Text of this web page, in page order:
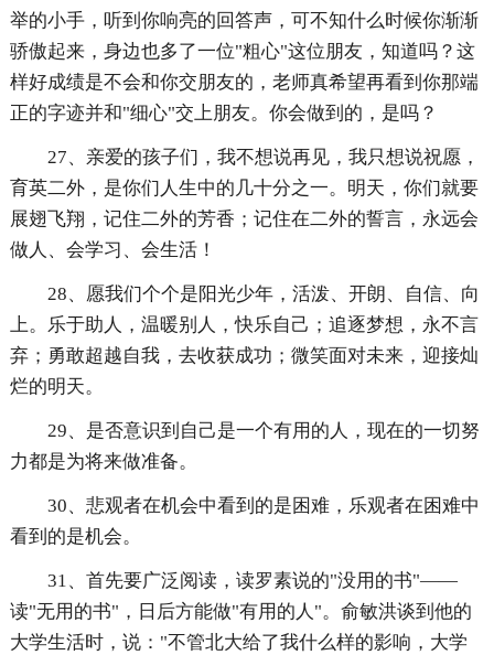
举的小手，听到你响亮的回答声，可不知什么时候你渐渐
骄傲起来，身边也多了一位"粗心"这位朋友，知道吗？这
样好成绩是不会和你交朋友的，老师真希望再看到你那端
正的字迹并和"细心"交上朋友。你会做到的，是吗？
27、亲爱的孩子们，我不想说再见，我只想说祝愿，
育英二外，是你们人生中的几十分之一。明天，你们就要
展翅飞翔，记住二外的芳香；记住在二外的誓言，永远会
做人、会学习、会生活！
28、愿我们个个是阳光少年，活泼、开朗、自信、向
上。乐于助人，温暖别人，快乐自己；追逐梦想，永不言
弃；勇敢超越自我，去收获成功；微笑面对未来，迎接灿
烂的明天。
29、是否意识到自己是一个有用的人，现在的一切努
力都是为将来做准备。
30、悲观者在机会中看到的是困难，乐观者在困难中
看到的是机会。
31、首先要广泛阅读，读罗素说的"没用的书"——
读"无用的书"，日后方能做"有用的人"。俞敏洪谈到他的
大学生活时，说："不管北大给了我什么样的影响，大学